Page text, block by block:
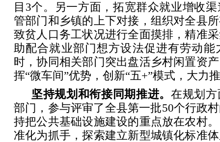
目3个。另一方面，拓宽群众就业增收
管部门和乡镇的上下对接，组织对全县
致贫人口务工状况进行全面摸排，精准
助配合就业部门想方设法促进有劳动
时，协同相关部门突出盘活乡村闲置资
挥“微车间”优势，创新“五+”模式，大力
坚持规划和衔接同期推进。 在规划
部门，参与评审了全县第一批50个行政
持把公共基础设施建设的重点放在农村
准化为抓手，探索建立新型城镇化标准